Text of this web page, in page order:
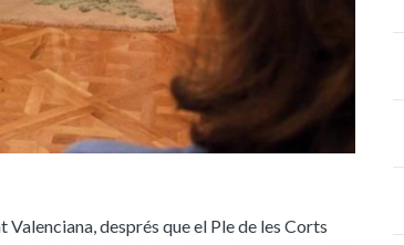
després que el Ple de les Corts